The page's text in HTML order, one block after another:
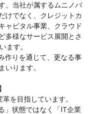
。当社が属するムニノバ
けでなく、クレジットカ
ャピタル事業、クラウド
多様なサービス展開とさ
ます。
作りを通じて、更なる事
いります。
を目指しています。
」状態ではなく「IT企業